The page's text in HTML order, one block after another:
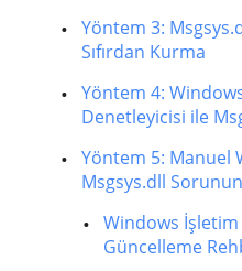
Yöntem 3:
Sıfırdan Kurma
Yöntem 4:
Denetleyicisi ile
Yöntem 5: Manuel
Msgsys.dll
Windows
Güncelleme